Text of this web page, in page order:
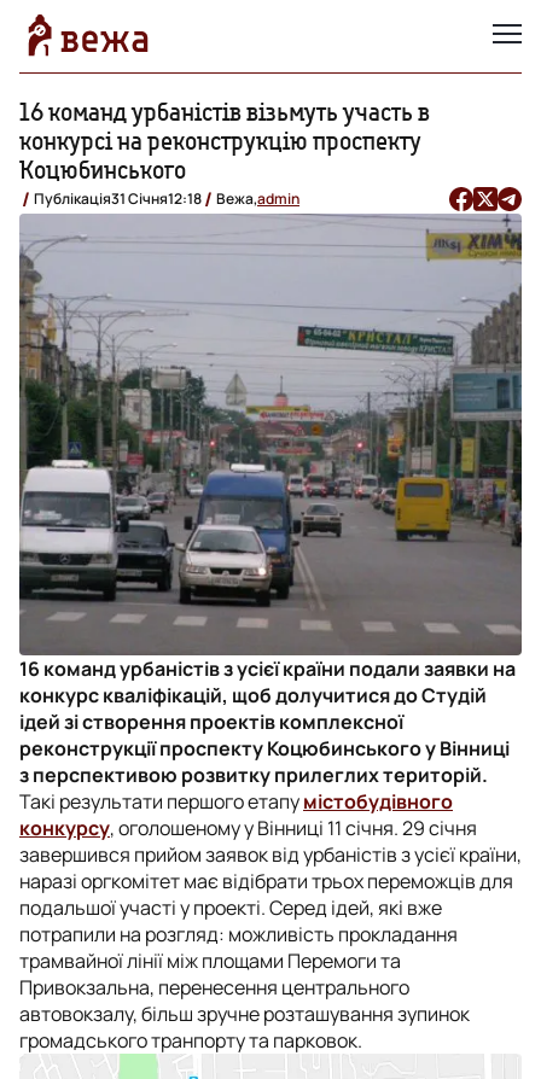
16 команд урбаністів візьмуть участь в
конкурсі на реконструкцію проспекту
Коцюбинського
Публікація31 Січня12:18 Вежа,admin
16 команд урбаністів з усієї країни подали заявки на
конкурс кваліфікацій, щоб долучитися до Студій
ідей зі створення проектів комплексної
реконструкції проспекту Коцюбинського у Вінниці
з перспективою розвитку прилеглих територій.
Такі результати першого етапумістобудівного
конкурсу, оголошеному у Вінниці 11 січня. 29 січня
завершився прийом заявок від урбаністів з усієї країни,
наразі оргкомітет має відібрати трьох переможців для
подальшої участі у проекті. Серед ідей, які вже
потрапили на розгляд: можливість прокладання
трамвайної лінії між площами Перемоги та
Привокзальна, перенесення центрального
автовокзалу, більш зручне розташування зупинок
громадського транпорту та парковок.